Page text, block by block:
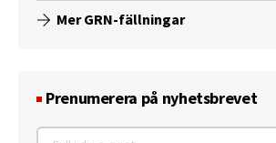
Mer GRN-fällningar
Prenumerera på nyhetsbrevet